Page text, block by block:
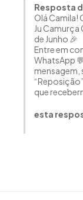
Resposta
Olá Camila!
Ju Camurça
de Junho 🎉
Entre em
WhatsApp
mensagem,
que
esta